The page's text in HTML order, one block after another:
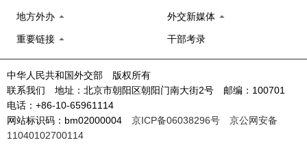
地方外办 外交新媒体
重要链接 干部考录
中华人民共和国外交部 版权所有
联系我们 地址：北京市朝阳区朝阳门南大街2号 邮编：100701
电话：+86-10-65961114
网站标识码：bm02000004 京ICP备06038296号
京公网安备
11040102700114